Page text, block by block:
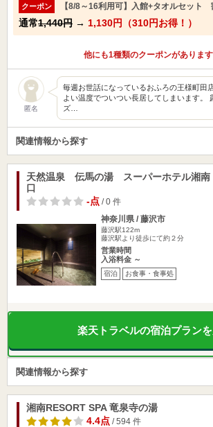
クーポン 【8/8～16利用可】入館+タオルセット
通常1,440円 → 1,130円（310円お得！）
他にも1種類のクーポンがあります
匿名
毎週お世話になっているおふろの王様町田
よい温度でついつい長居してしまいます。
ズ…
関連情報から探す
天然温泉 伝馬の湯 スーパーホテル湘南
口
-点/ 0 件
神奈川県 / 藤沢市
藤沢駅122m
藤沢駅より徒歩にて約２分
営業時間
入浴料金 ～
宿泊 お食事・食事処
楽天トラベルの宿泊プラン
関連情報から探す
湘南RESORT SPA 竜泉寺の湯
4.4点/ 594 件